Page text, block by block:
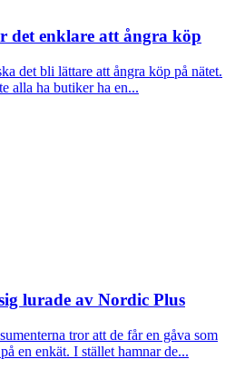
det enklare att ångra köp
det bli lättare att ångra köp på nätet.
alla ha butiker ha en...
lurade av Nordic Plus
tror att de får en gåva som
en enkät. I stället hamnar de...